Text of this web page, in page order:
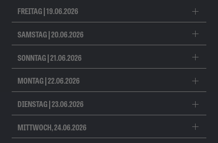
FREITAG | 19.06.2026
SAMSTAG | 20.06.2026
SONNTAG | 21.06.2026
MONTAG | 22.06.2026
DIENSTAG | 23.06.2026
MITTWOCH, 24.06.2026